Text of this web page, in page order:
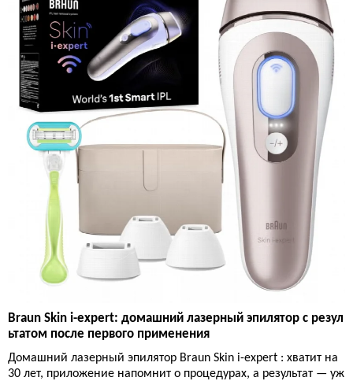
Braun Skin i-expert: домашний лазерный эпилятор с резул
ьтатом после первого применения
Домашний лазерный эпилятор Braun Skin i-expert : хватит на
30 лет, приложение напомнит о процедурах, а результат — уж